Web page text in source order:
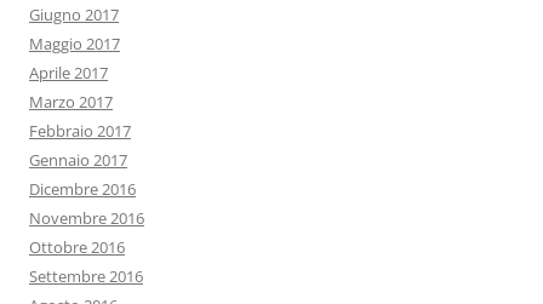
Giugno 2017
Maggio 2017
Aprile 2017
Marzo 2017
Febbraio 2017
Gennaio 2017
Dicembre 2016
Novembre 2016
Ottobre 2016
Settembre 2016